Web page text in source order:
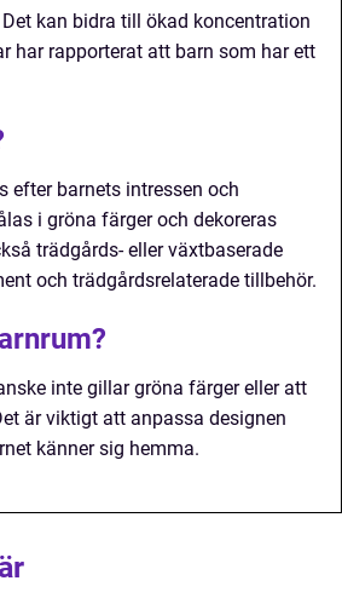
kan bidra till ökad koncentration
har rapporterat att barn som har ett
efter barnets intressen och
i gröna färger och dekoreras
trädgårds- eller växtbaserade
och trädgårdsrelaterade tillbehör.
inte gillar gröna färger eller att
är viktigt att anpassa designen
känner sig hemma.